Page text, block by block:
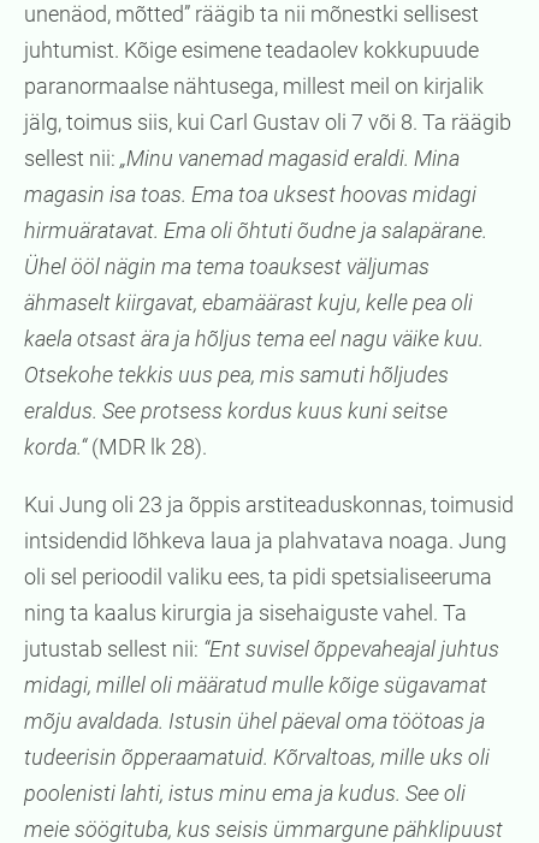
unenäod, mõtted” räägib ta nii mõnestki sellisest
juhtumist. Kõige esimene teadaolev kokkupuude
paranormaalse nähtusega, millest meil on kirjalik
jälg, toimus siis, kui Carl Gustav oli 7 või 8. Ta räägib
sellest nii: „Minu vanemad magasid eraldi. Mina
magasin isa toas. Ema toa uksest hoovas midagi
hirmuäratavat. Ema oli õhtuti õudne ja salapärane.
Ühel ööl nägin ma tema toauksest väljumas
ähmaselt kiirgavat, ebamäärast kuju, kelle pea oli
kaela otsast ära ja hõljus tema eel nagu väike kuu.
Otsekohe tekkis uus pea, mis samuti hõljudes
eraldus. See protsess kordus kuus kuni seitse
korda.“(MDR lk 28).
Kui Jung oli 23 ja õppis arstiteaduskonnas, toimusid
intsidendid lõhkeva laua ja plahvatava noaga. Jung
oli sel perioodil valiku ees, ta pidi spetsialiseeruma
ning ta kaalus kirurgia ja sisehaiguste vahel. Ta
jutustab sellest nii: “Ent suvisel õppevaheajal juhtus
midagi, millel oli määratud mulle kõige sügavamat
mõju avaldada. Istusin ühel päeval oma töötoas ja
tudeerisin õpperaamatuid. Kõrvaltoas, mille uks oli
poolenisti lahti, istus minu ema ja kudus. See oli
meie söögituba, kus seisis ümmargune pähklipuust